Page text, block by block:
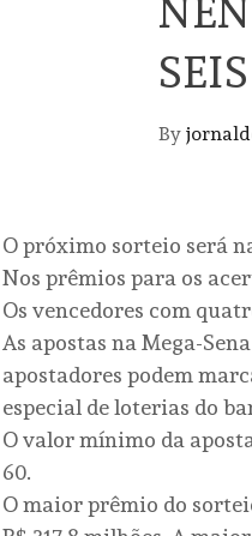
By
O próximo sorteio será
Nos prêmios para os
Os vencedores com
As apostas na Mega-
apostadores podem
especial de loterias do
O valor mínimo da
60.
O maior prêmio do